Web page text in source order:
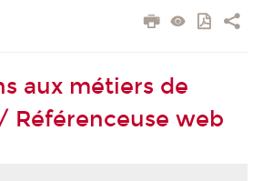
aux métiers de
Référenceuse web